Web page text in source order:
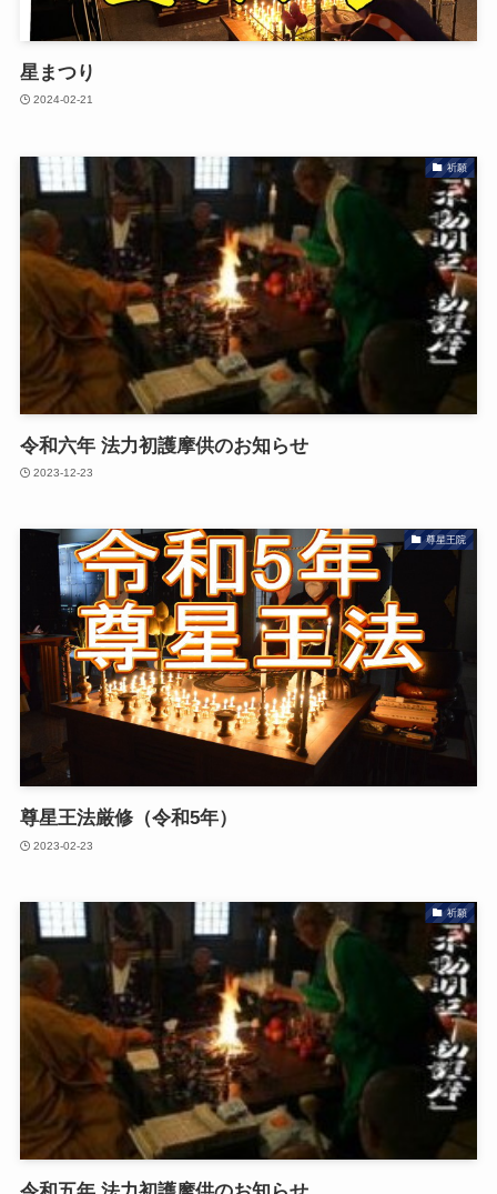
星まつり
2024-02-21
祈願
令和六年 法力初護摩供のお知らせ
2023-12-23
尊星王院
尊星王法厳修（令和5年）
2023-02-23
祈願